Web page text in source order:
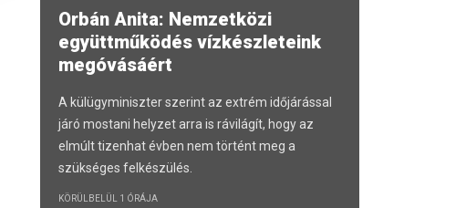
Orbán Anita: Nemzetközi
együttműködés vízkészleteink
megóvásáért
A külügyminiszter szerint az extrém időjárással
járó mostani helyzet arra is rávilágít, hogy az
elmúlt tizenhat évben nem történt meg a
szükséges felkészülés.
KÖRÜLBELÜL 1 ÓRÁJA